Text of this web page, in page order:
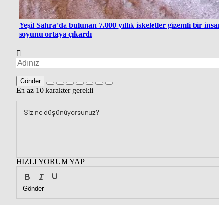
Yeşil Sahra’da bulunan 7.000 yıllık iskeletler gizemli bir
soyunu ortaya çıkardı
Gönder
En az 10 karakter gerekli
HIZLI YORUM YAP
Gönder